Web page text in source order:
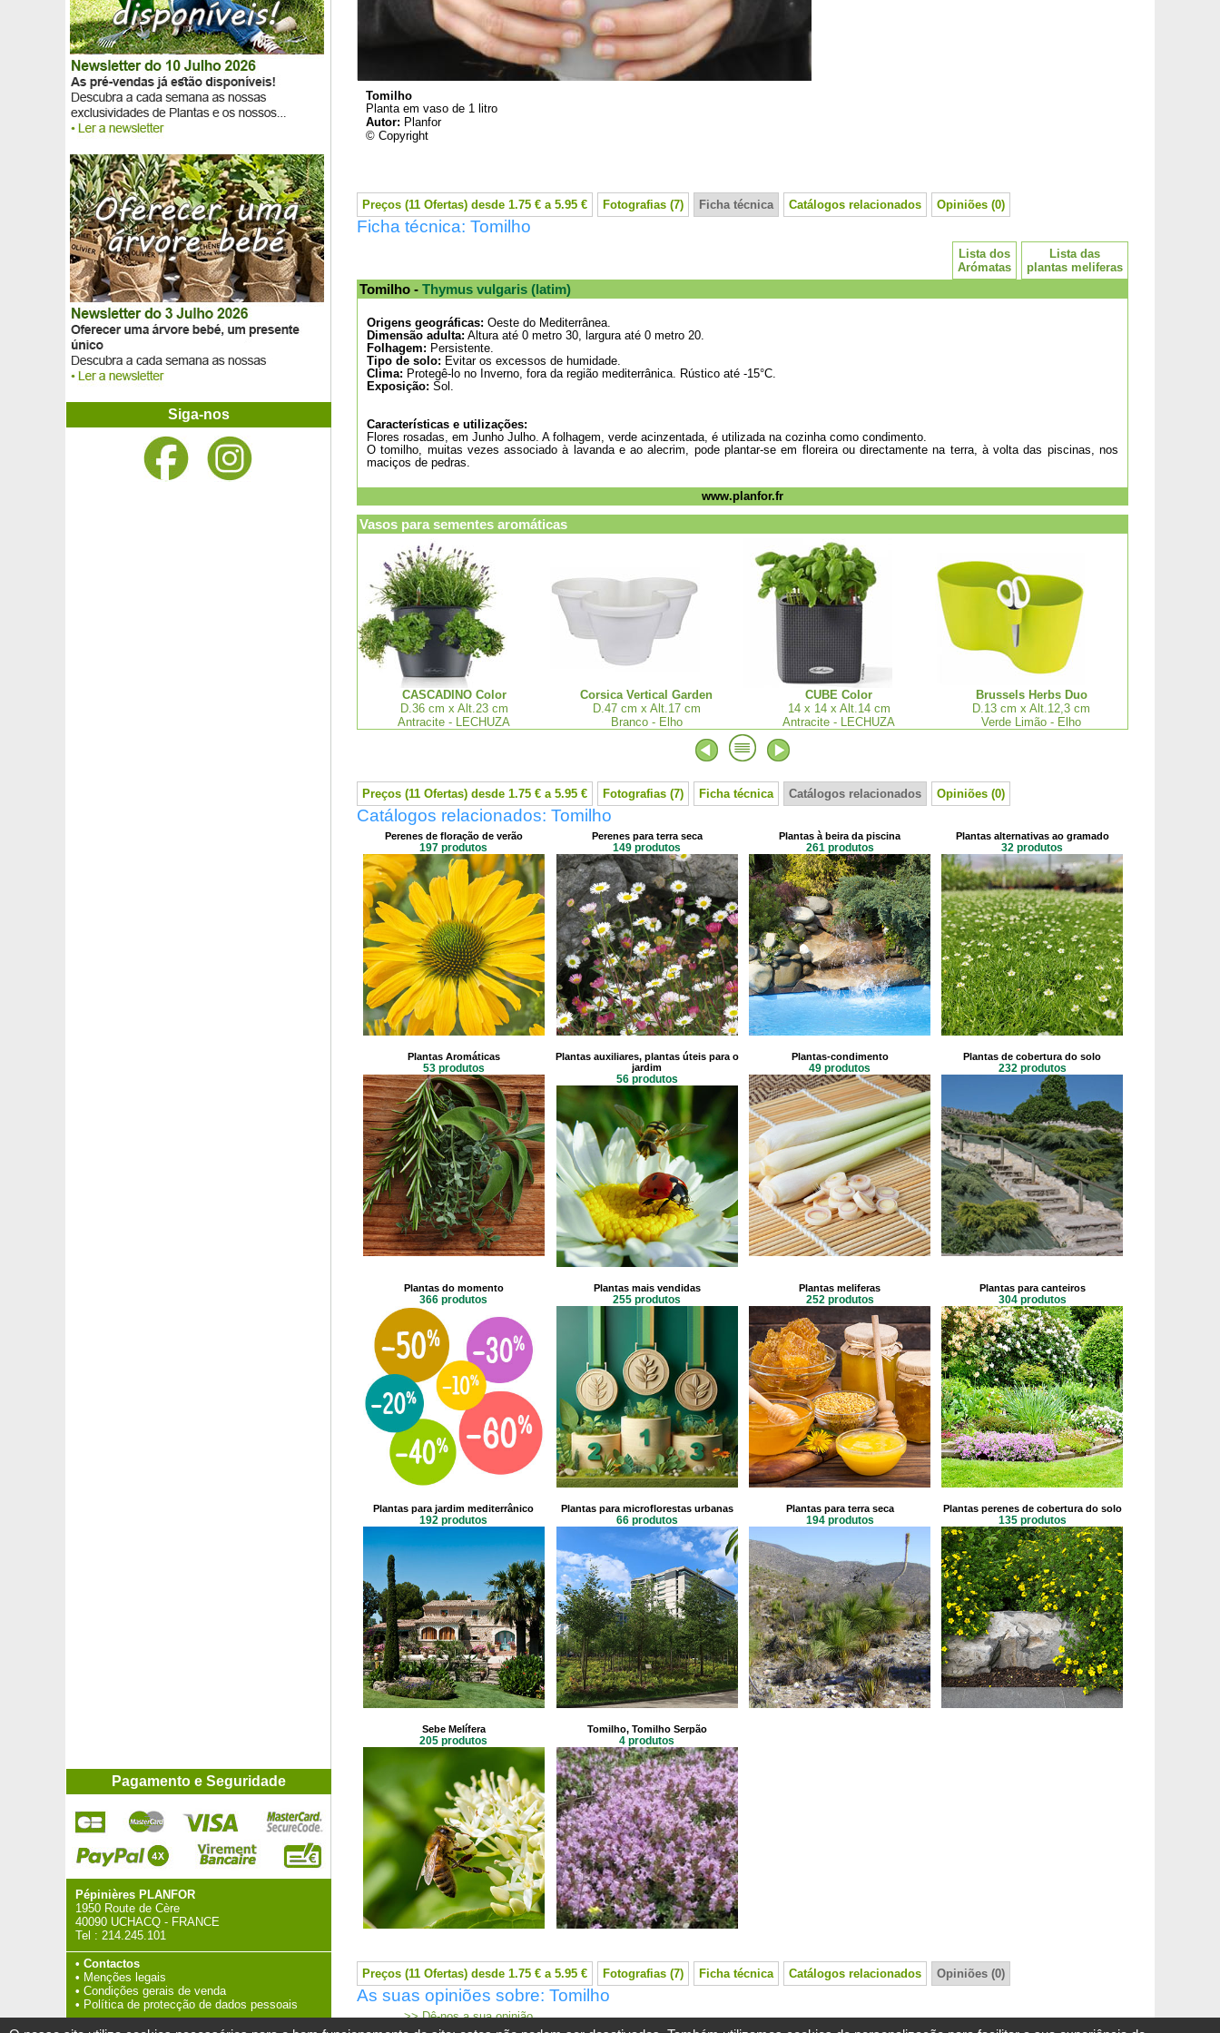
Valeriana vermelha
Vela-da-Pradaria branco
Vela-da-Pradaria rosa
Vela-da-Pradaria vermelho
Verbena
Verbena de Buenos Aires
Verbena exótica
Verbena nodiflora relva de cobertura do solo
Viburnum carlesii 'Aurora'
Viburnum da China
Viburnum de David
Viburnum de Inverno 'Charles Lamont'
Viburnum de Inverno 'Dawn'
Viburnum perfumado
Videira 'Cabernet Franc'
Videira com uvas azuis
Videira de uva-de-mesa amarela Muscat d'Alexandrie
Videira de uva-de-mesa branca
Videira de uva-de-mesa Chasselas doré
Videira de uva-de-mesa Chasselas rosé
Videira de uva-de-mesa negra 'Muscat de Hambourg'
Videira de uva-de-mesa preta sem graínhas
Videira de uva-de-mesa rosa
Videira sabor morango - branca
Videira sabor morango - negra
Vinha-virgem com frutos azuis 'Elegans'
Siga-nos
Tomilho
Planta em vaso de 1 litro
Autor: Planfor
© Copyright
Preços (11 Ofertas) desde 1.75 € a 5.95 € Fotografias (7) Ficha técnica Catálogos relacionados Opiniões (0)
Ficha técnica: Tomilho
Lista das
plantas meliferas
Lista dos
Arómatas
Tomilho - Thymus vulgaris (latim)
Origens geográficas: Oeste do Mediterrânea.
Dimensão adulta: Altura até 0 metro 30, largura até 0 metro 20.
Folhagem: Persistente.
Tipo de solo: Evitar os excessos de humidade.
Clima: Protegê-lo no Inverno, fora da região mediterrânica. Rústico até -15°C.
Exposição: Sol.
Características e utilizações:
Flores rosadas, em Junho Julho. A folhagem, verde acinzentada, é utilizada na cozinha como condimento.
O tomilho, muitas vezes associado à lavanda e ao alecrim, pode plantar-se em floreira ou directamente na terra, à volta das piscinas, nos
maciços de pedras.
www.planfor.fr
Vasos para sementes aromáticas
CASCADINO Color
D.36 cm x Alt.23 cm
Antracite - LECHUZA
Corsica Vertical Garden
D.47 cm x Alt.17 cm
Branco - Elho
CUBE Color
14 x 14 x Alt.14 cm
Antracite - LECHUZA
Brussels Herbs Duo
D.13 cm x Alt.12,3 cm
Verde Limão - Elho
Preços (11 Ofertas) desde 1.75 € a 5.95 € Fotografias (7) Ficha técnica Catálogos relacionados Opiniões (0)
Catálogos relacionados: Tomilho
Perenes de floração de verão
197 produtos
Perenes para terra seca
149 produtos
Plantas à beira da piscina
261 produtos
Plantas alternativas ao gramado
32 produtos
Plantas Aromáticas
53 produtos
Plantas auxiliares, plantas úteis para o
jardim
56 produtos
Plantas-condimento
49 produtos
Plantas de cobertura do solo
232 produtos
Plantas do momento
366 produtos
Plantas mais vendidas
255 produtos
Plantas meliferas
252 produtos
Plantas para canteiros
304 produtos
Plantas para jardim mediterrânico
192 produtos
Plantas para microflorestas urbanas
66 produtos
Plantas para terra seca
194 produtos
Plantas perenes de cobertura do solo
135 produtos
Sebe Melífera
205 produtos
Tomilho, Tomilho Serpão
4 produtos
Preços (11 Ofertas) desde 1.75 € a 5.95 € Fotografias (7) Ficha técnica Catálogos relacionados Opiniões (0)
As suas opiniões sobre: Tomilho
>> Dê-nos a sua opinião
Pagamento e Seguridade
Pépinières PLANFOR
1950 Route de Cère
40090 UCHACQ - FRANCE
Tel : 214.245.101
• Contactos
• Menções legais
• Condições gerais de venda
• Política de protecção de dados pessoais